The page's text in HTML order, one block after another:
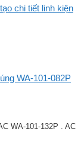
chi tiết linh kiện
WA-101-082P
WA-101-132P . AC